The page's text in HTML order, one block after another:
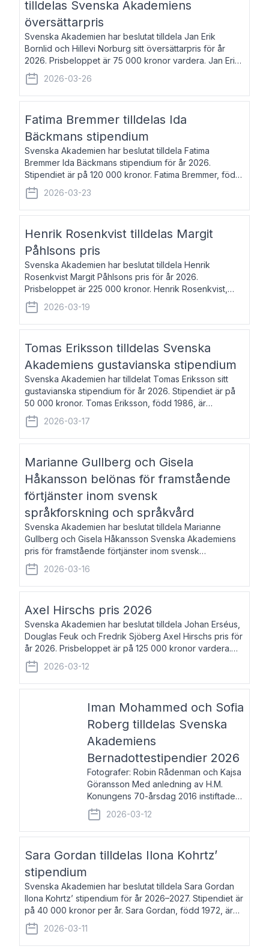
tilldelas Svenska Akademiens
översättarpris
Svenska Akademien har beslutat tilldela Jan Erik
Bornlid och Hillevi Norburg sitt översättarpris för år
2026. Prisbeloppet är 75 000 kronor vardera. Jan Erik
Bornlid, född 1947, är översättare från tyska. Han är
främst känd för sina översät
2026-03-26
Fatima Bremmer tilldelas Ida
Bäckmans stipendium
Svenska Akademien har beslutat tilldela Fatima
Bremmer Ida Bäckmans stipendium för år 2026.
Stipendiet är på 120 000 kronor. Fatima Bremmer, född
1977, är journalist och författare. Hon utkom i fjol med
boken Ligan. Klarakvarterens blodsyst
2026-03-23
Henrik Rosenkvist tilldelas Margit
Påhlsons pris
Svenska Akademien har beslutat tilldela Henrik
Rosenkvist Margit Påhlsons pris för år 2026.
Prisbeloppet är 225 000 kronor. Henrik Rosenkvist,
född 1965, är professor i nordiska språk vid Göteborgs
universitet. Han disputerade 2004 på avhan
2026-03-19
Tomas Eriksson tilldelas Svenska
Akademiens gustavianska stipendium
Svenska Akademien har tilldelat Tomas Eriksson sitt
gustavianska stipendium för år 2026. Stipendiet är på
50 000 kronor. Tomas Eriksson, född 1986, är
projektledare inom marknadsföring och författare och
utkom i fjol med boken Syndabocken.
2026-03-17
Marianne Gullberg och Gisela
Håkansson belönas för framstående
förtjänster inom svensk
språkforskning och språkvård
Svenska Akademien har beslutat tilldela Marianne
Gullberg och Gisela Håkansson Svenska Akademiens
pris för framstående förtjänster inom svensk
språkforskning och språkvård till minne av Carl Gabriel
och Karin Forsberg för år 2026. Prissumma
2026-03-16
Axel Hirschs pris 2026
Svenska Akademien har beslutat tilldela Johan Erséus,
Douglas Feuk och Fredrik Sjöberg Axel Hirschs pris för
år 2026. Prisbeloppet är på 125 000 kronor vardera.
Johan Erséus, född 1959, är fackboksförfattare och
journalist med mångårigt för
2026-03-12
Iman Mohammed och Sofia
Roberg tilldelas Svenska
Akademiens
Bernadottestipendier 2026
Fotografer: Robin Rådenman och Kajsa
Göransson Med anledning av H.M.
Konungens 70-årsdag 2016 instiftade
fem av de kungliga akademierna det så
kallade Bernadotteprogrammet med
syfte att genom stipendier erbjuda stöd
2026-03-12
Sara Gordan tilldelas Ilona Kohrtz’
stipendium
Svenska Akademien har beslutat tilldela Sara Gordan
Ilona Kohrtz’ stipendium för år 2026–2027. Stipendiet är
på 40 000 kronor per år. Sara Gordan, född 1972, är
författare och översättare. Hon debuterade 2006 med
det prosalyriska verket En
2026-03-11